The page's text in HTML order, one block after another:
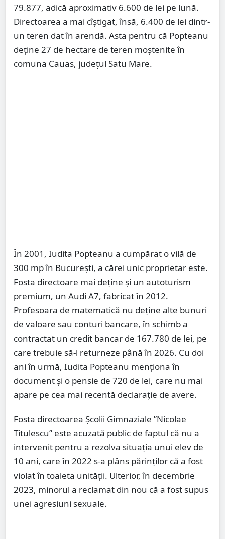
79.877, adică aproximativ 6.600 de lei pe lună.
Directoarea a mai cîștigat, însă, 6.400 de lei dintr-
un teren dat în arendă. Asta pentru că Popteanu
deține 27 de hectare de teren moștenite în
comuna Cauas, județul Satu Mare.
În 2001, Iudita Popteanu a cumpărat o vilă de
300 mp în București, a cărei unic proprietar este.
Fosta directoare mai deține și un autoturism
premium, un Audi A7, fabricat în 2012.
Profesoara de matematică nu deține alte bunuri
de valoare sau conturi bancare, în schimb a
contractat un credit bancar de 167.780 de lei, pe
care trebuie să-l returneze până în 2026. Cu doi
ani în urmă, Iudita Popteanu menționa în
document și o pensie de 720 de lei, care nu mai
apare pe cea mai recentă declarație de avere.
Fosta directoarea Școlii Gimnaziale ”Nicolae
Titulescu” este acuzată public de faptul că nu a
intervenit pentru a rezolva situația unui elev de
10 ani, care în 2022 s-a plâns părinților că a fost
violat în toaleta unității. Ulterior, în decembrie
2023, minorul a reclamat din nou că a fost supus
unei agresiuni sexuale.